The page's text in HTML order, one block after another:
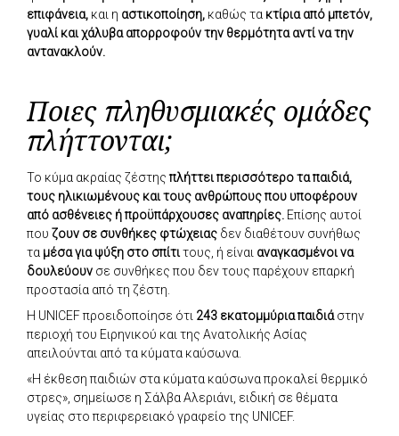
επιφάνεια, και η αστικοποίηση, καθώς τα κτίρια από μπετόν,
γυαλί και χάλυβα απορροφούν την θερμότητα αντί να την
αντανακλούν.
Ποιες πληθυσμιακές ομάδες
πλήττονται;
Το κύμα ακραίας ζέστηςπλήττει περισσότερο τα παιδιά,
τους ηλικιωμένους και τους ανθρώπους που υποφέρουν
από ασθένειες ή προϋπάρχουσες αναπηρίες. Επίσης αυτοί
που ζουν σε συνθήκες φτώχειας δεν διαθέτουν συνήθως
τα μέσα για ψύξη στο σπίτιτους, ή είναι αναγκασμένοι να
δουλεύουν σε συνθήκες που δεν τους παρέχουν επαρκή
προστασία από τη ζέστη.
Η UNICEF προειδοποίησε ότι 243 εκατομμύρια παιδιάστην
περιοχή του Ειρηνικού και της Ανατολικής Ασίας
απειλούνται από τα κύματα καύσωνα.
«Η έκθεση παιδιών στα κύματα καύσωνα προκαλεί θερμικό
στρες», σημείωσε η Σάλβα Αλεριάνι, ειδική σε θέματα
υγείας στο περιφερειακό γραφείο της UNICEF.